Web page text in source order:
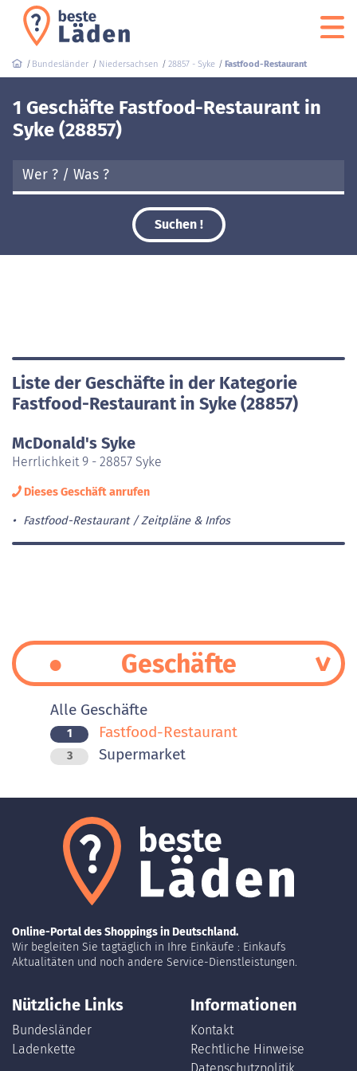
Bundesländer Niedersachsen 28857 - Syke Fastfood-Restaurant
1 Geschäfte Fastfood-Restaurant in
Syke (28857)
Suchen !
Liste der Geschäfte in der Kategorie
Fastfood-Restaurant in Syke (28857)
McDonald's Syke
Herrlichkeit 9 - 28857 Syke
Dieses Geschäft anrufen
Fastfood-Restaurant Zeitpläne & Infos
Geschäfte
Alle Geschäfte
1 Fastfood-Restaurant
3 Supermarket
Online-Portal des Shoppings in Deutschland.
Wir begleiten Sie tagtäglich in Ihre Einkäufe : Einkaufs
Aktualitäten und noch andere Service-Dienstleistungen.
Nützliche Links
Bundesländer
Ladenkette
Informationen
Kontakt
Rechtliche Hinweise